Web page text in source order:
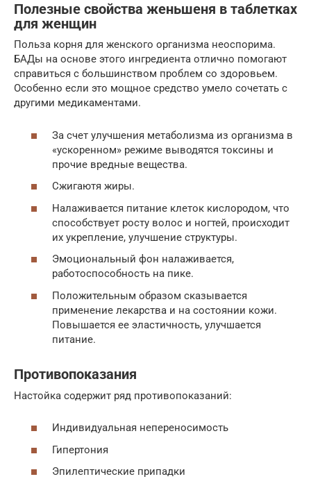
Полезные свойства женьшеня в таблетках
для женщин
Польза корня для женского организма неоспорима.
БАДы на основе этого ингредиента отлично помогают
справиться с большинством проблем со здоровьем.
Особенно если это мощное средство умело сочетать с
другими медикаментами.
За счет улучшения метаболизма из организма в
«ускоренном» режиме выводятся токсины и
прочие вредные вещества.
Сжигаютя жиры.
Налаживается питание клеток кислородом, что
способствует росту волос и ногтей, происходит
их укрепление, улучшение структуры.
Эмоциональный фон налаживается,
работоспособность на пике.
Положительным образом сказывается
применение лекарства и на состоянии кожи.
Повышается ее эластичность, улучшается
питание.
Противопоказания
Настойка содержит ряд противопоказаний:
Индивидуальная непереносимость
Гипертония
Эпилептические припадки